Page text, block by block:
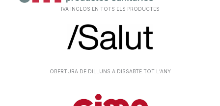
IVA INCLOS EN TOTS ELS PRODUCTES
OBERTURA DE DILLUNS A DISSABTE TOT L’ANY